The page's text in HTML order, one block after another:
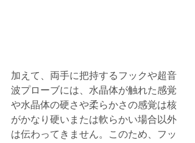
加えて、両手に把持するフックや超音
波プローブには、水晶体が触れた感覚
や水晶体の硬さや柔らかさの感覚は核
がかなり硬いまたは軟らかい場合以外
は伝わってきません。このため、フッ